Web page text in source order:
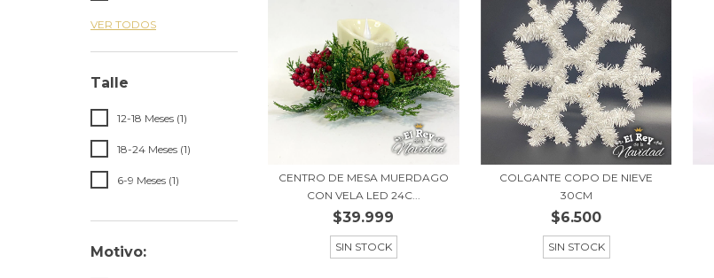
VER TODOS
Talle
12-18 Meses (1)
18-24 Meses (1)
6-9 Meses (1)
Motivo:
CENTRO DE MESA MUERDAGO
CON VELA LED 24C...
$39.999
SIN STOCK
COLGANTE COPO DE NIEVE
30CM
$6.500
SIN STOCK